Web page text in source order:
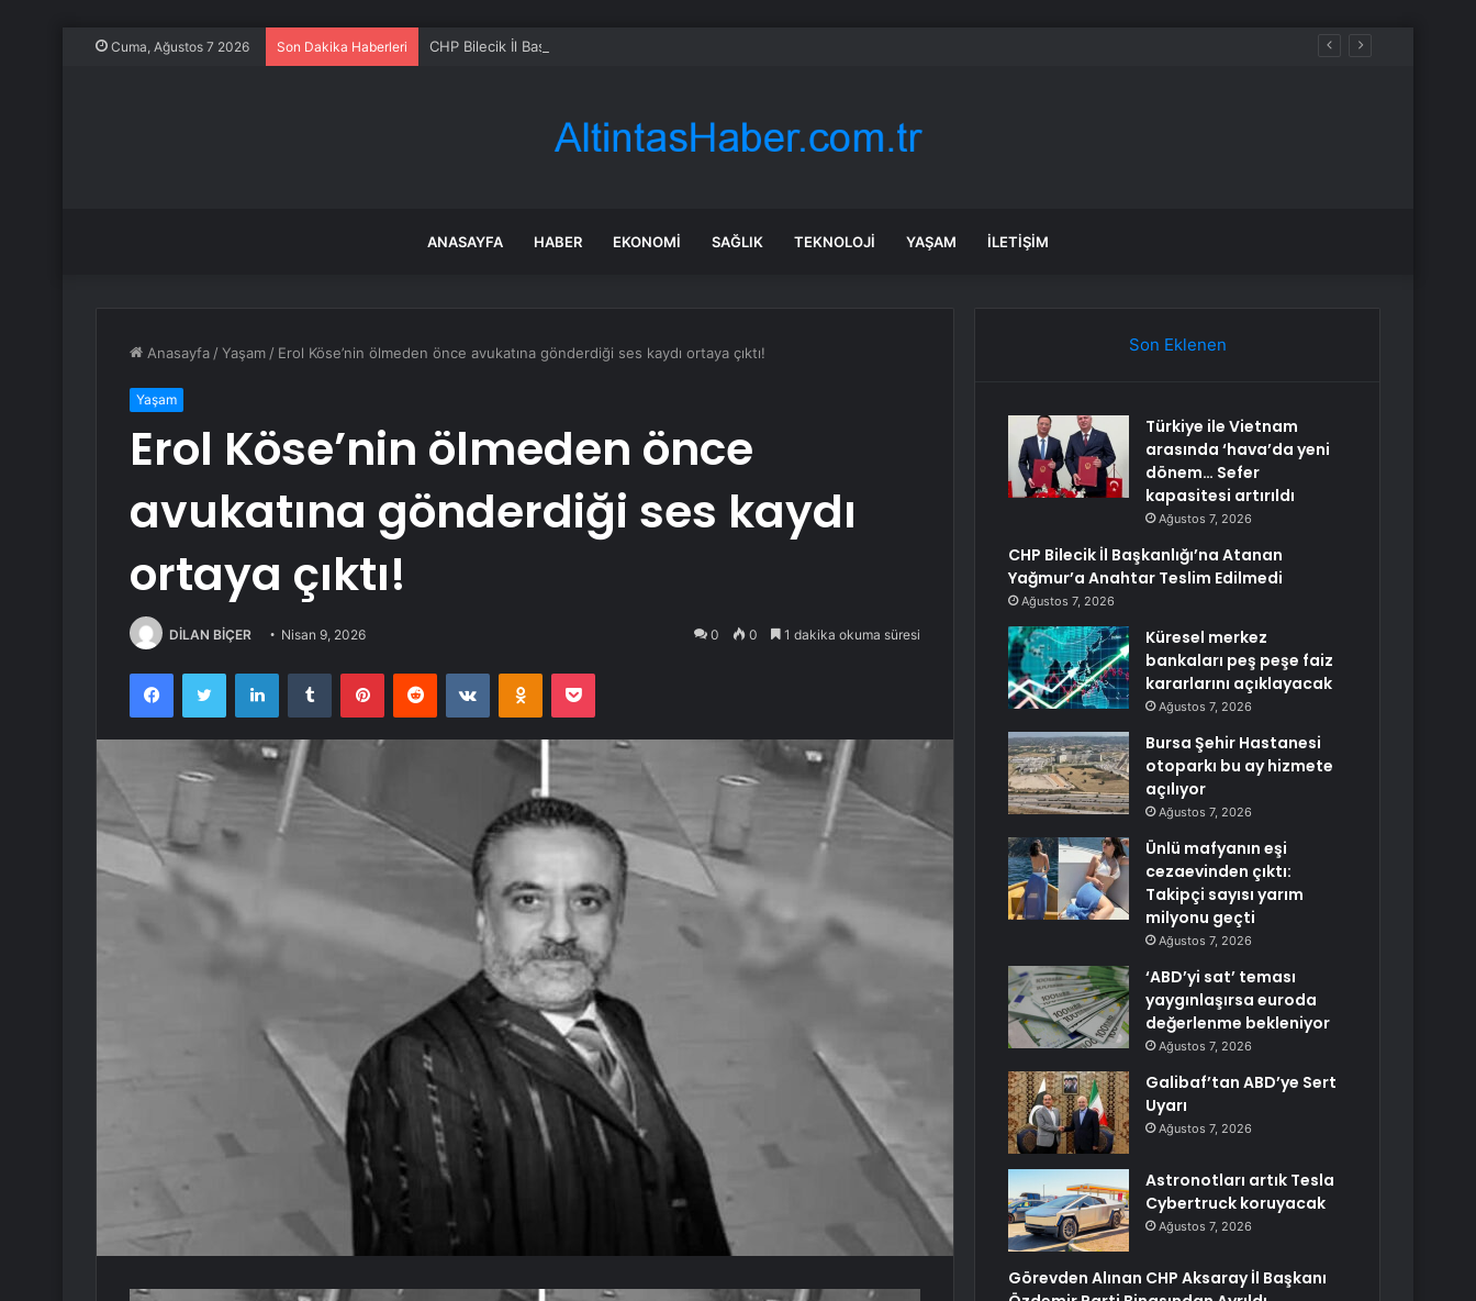
Cuma, Ağustos 7 2026 Son Dakika Haberleri CHP Bilecik İl Başkanlığı’na Atanan Yağmur’a Anahtar Teslim Edilmedi
ANASAYFA HABER EKONOMI SAĞLIK TEKNOLOJI YAŞAM İLETIŞIM
Anasayfa /Yaşam / Erol Köse’nin ölmeden önce avukatına gönderdiği ses kaydı ortaya çıktı!
Yaşam
Erol Köse’nin ölmeden önce
avukatına gönderdiği ses kaydı
ortaya çıktı!
DİLAN BİÇER Nisan 9, 2026 0 0 1 dakika okuma süresi
FacebookTwitter LinkedInTumblr PinterestReddit VKontakteOdnoklassniki
Pocket
Son Eklenen
Türkiye ile Vietnam
arasında ‘hava’da yeni
dönem… Sefer
kapasitesi artırıldı
Ağustos 7, 2026
CHP Bilecik İl Başkanlığı’na Atanan
Yağmur’a Anahtar Teslim Edilmedi
Ağustos 7, 2026
Küresel merkez
bankaları peş peşe faiz
kararlarını açıklayacak
Ağustos 7, 2026
Bursa Şehir Hastanesi
otoparkı bu ay hizmete
açılıyor
Ağustos 7, 2026
Ünlü mafyanın eşi
cezaevinden çıktı:
Takipçi sayısı yarım
milyonu geçti
Ağustos 7, 2026
‘ABD’yi sat’ teması
yaygınlaşırsa euroda
değerlenme bekleniyor
Ağustos 7, 2026
Galibaf’tan ABD’ye Sert
Uyarı
Ağustos 7, 2026
Astronotları artık Tesla
Cybertruck koruyacak
Ağustos 7, 2026
Görevden Alınan CHP Aksaray İl Başkanı